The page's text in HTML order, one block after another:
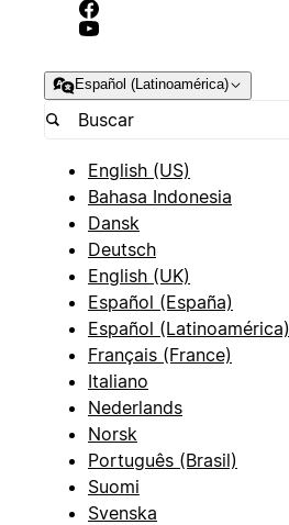
Español (Latinoamérica)
English (US)
Bahasa Indonesia
Dansk
Deutsch
English (UK)
Español (España)
Español (Latinoamérica)
Français (France)
Italiano
Nederlands
Norsk
Português (Brasil)
Suomi
Svenska